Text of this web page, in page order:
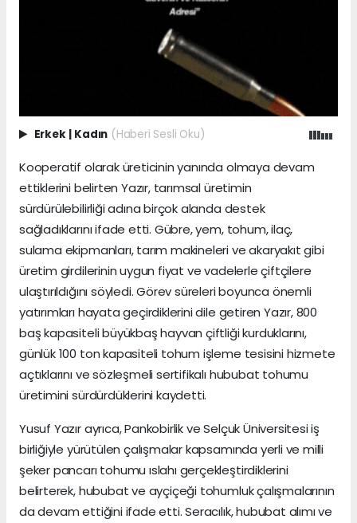
Erkek | Kadın (Haberi Sesli Oku)
Kooperatif olarak üreticinin yanında olmaya devam
ettiklerini belirten Yazır, tarımsal üretimin
sürdürülebilirliği adına birçok alanda destek
sağladıklarını ifade etti. Gübre, yem, tohum, ilaç,
sulama ekipmanları, tarım makineleri ve akaryakıt gibi
üretim girdilerinin uygun fiyat ve vadelerle çiftçilere
ulaştırıldığını söyledi. Görev süreleri boyunca önemli
yatırımları hayata geçirdiklerini dile getiren Yazır, 800
baş kapasiteli büyükbaş hayvan çiftliği kurduklarını,
günlük 100 ton kapasiteli tohum işleme tesisini hizmete
açtıklarını ve sözleşmeli sertifikalı hububat tohumu
üretimini sürdürdüklerini kaydetti.
Yusuf Yazır ayrıca, Pankobirlik ve Selçuk Üniversitesi iş
birliğiyle yürütülen çalışmalar kapsamında yerli ve milli
şeker pancarı tohumu ıslahı gerçekleştirdiklerini
belirterek, hububat ve ayçiçeği tohumluk çalışmalarının
da devam ettiğini ifade etti. Seracılık, hububat alımı ve